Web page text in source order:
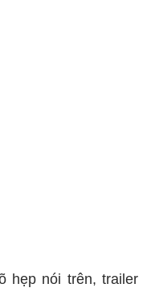
hẹp nói trên, trailer